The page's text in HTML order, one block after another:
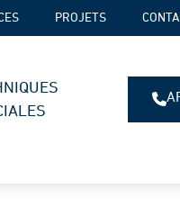
PROJETS